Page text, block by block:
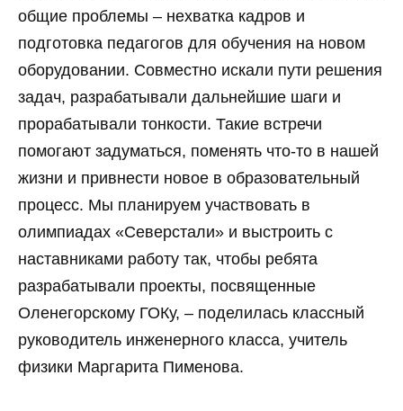
общие проблемы – нехватка кадров и
подготовка педагогов для обучения на новом
оборудовании. Совместно искали пути решения
задач, разрабатывали дальнейшие шаги и
прорабатывали тонкости. Такие встречи
помогают задуматься, поменять что-то в нашей
жизни и привнести новое в образовательный
процесс. Мы планируем участвовать в
олимпиадах «Северстали» и выстроить с
наставниками работу так, чтобы ребята
разрабатывали проекты, посвященные
Оленегорскому ГОКу, – поделилась классный
руководитель инженерного класса, учитель
физики Маргарита Пименова.